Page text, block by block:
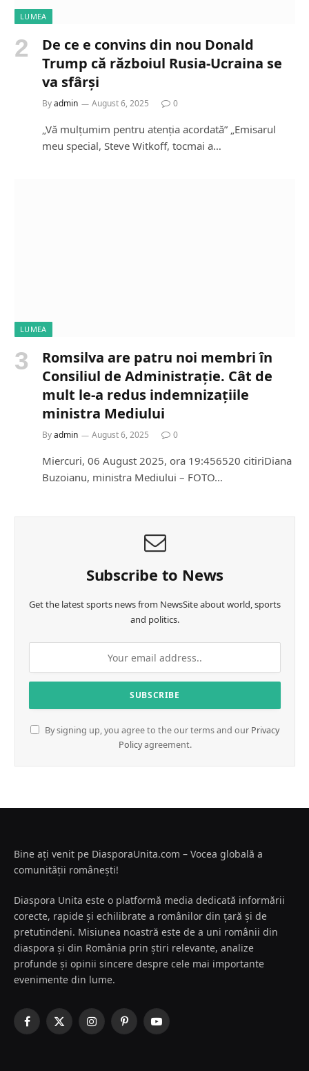
LUMEA
De ce e convins din nou Donald
Trump că războiul Rusia-Ucraina se
va sfârși
Byadmin August 6, 2025 0
„Vă mulțumim pentru atenția acordată” „Emisarul
meu special, Steve Witkoff, tocmai a…
LUMEA
Romsilva are patru noi membri în
Consiliul de Administrație. Cât de
mult le-a redus indemnizațiile
ministra Mediului
Byadmin August 6, 2025 0
Miercuri, 06 August 2025, ora 19:456520 citiriDiana
Buzoianu, ministra Mediului – FOTO…
Subscribe to News
Get the latest sports news from NewsSite about world, sports
and politics.
By signing up, you agree to the our terms and our Privacy
Policyagreement.
Bine ați venit pe DiasporaUnita.com – Vocea globală a
comunității românești!
Diaspora Unita este o platformă media dedicată informării
corecte, rapide și echilibrate a românilor din țară și de
pretutindeni. Misiunea noastră este de a uni românii din
diaspora și din România prin știri relevante, analize
profunde și opinii sincere despre cele mai importante
evenimente din lume.
Facebook
X
InstagramPinterestYouTube